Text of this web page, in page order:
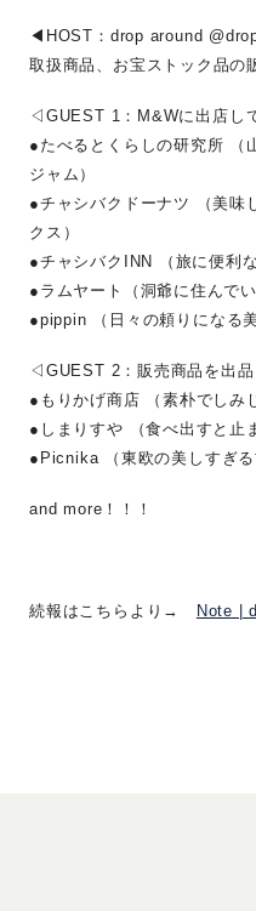
◀︎HOST：drop around
取扱商品、お宝ストック品の
◁GUEST 1：M&Wに出店し
●たべるとくらしの研究所 （
ジャム）
●チャシバクドーナツ （美味
クス）
●チャシバクINN （旅に便利
●ラムヤート（洞爺に住んで
●pippin （日々の頼りになる
◁GUEST 2：販売商品を出
●もりかげ商店 （素朴でしみ
●しまりすや （食べ出すと止
●Picnika （東欧の美しすぎる
and more！！！
続報はこちらより→ Note |